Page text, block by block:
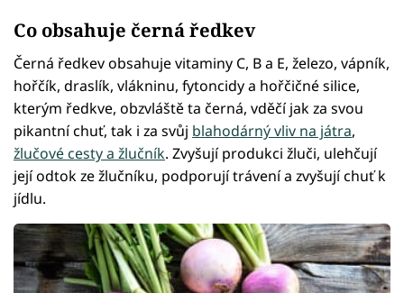
Co obsahuje černá ředkev
Černá ředkev obsahuje vitaminy C, B a E, železo, vápník,
hořčík, draslík, vlákninu, fytoncidy a hořčičné silice,
kterým ředkve, obzvláště ta černá, vděčí jak za svou
pikantní chuť, tak i za svůj blahodárný vliv na játra,
žlučové cesty a žlučník. Zvyšují produkci žluči, ulehčují
její odtok ze žlučníku, podporují trávení a zvyšují chuť k
jídlu.